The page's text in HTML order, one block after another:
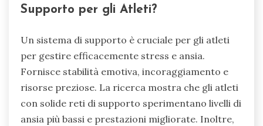
Supporto per gli Atleti?
Un sistema di supporto è cruciale per gli atleti
per gestire efficacemente stress e ansia.
Fornisce stabilità emotiva, incoraggiamento e
risorse preziose. La ricerca mostra che gli atleti
con solide reti di supporto sperimentano livelli di
ansia più bassi e prestazioni migliorate. Inoltre,